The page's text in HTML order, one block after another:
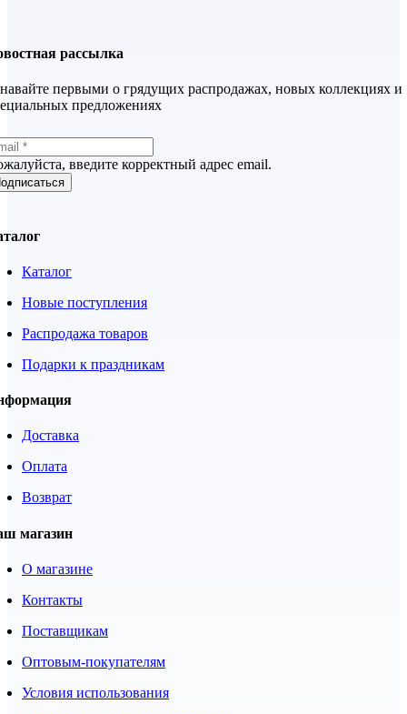
рассылка
первыми о грядущих распродажах, новых коллекциях и
предложениях
введите корректный адрес email.
Каталог
Новые поступления
Распродажа товаров
Подарки к праздникам
Доставка
Оплата
Возврат
магазин
О магазине
Контакты
Поставщикам
Оптовым-покупателям
Условия использования